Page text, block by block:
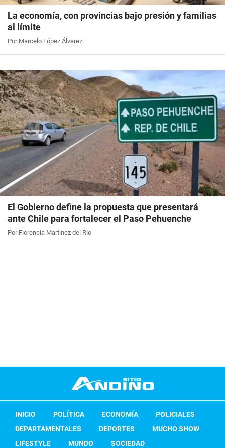
La economía, con provincias bajo presión y familias
al límite
Por Marcelo López Álvarez
El Gobierno define la propuesta que presentará
ante Chile para fortalecer el Paso Pehuenche
Por Florencia Martinez del Rio
INICIO POLÍTICA ECONOMÍA
POLICIALES
DEPARTAMENTALES
DEPORTES
MUCHO SHOW
LIFESTYLE
MUNDO SOCIEDAD